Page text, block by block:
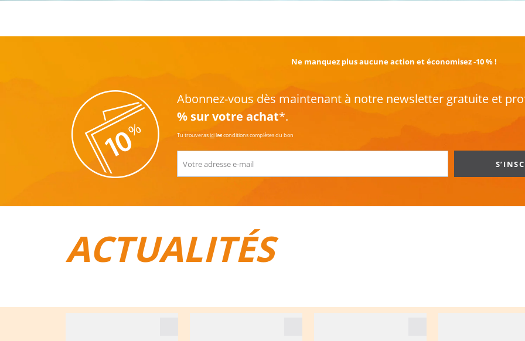
Ne manquez plus aucune action et économisez -10 % !
Abonnez-vous dès maintenant à notre newsletter gratuite et
% sur votre achat*.
Tu trouverasiciles conditions complètes du bon
ACTUALITÉS